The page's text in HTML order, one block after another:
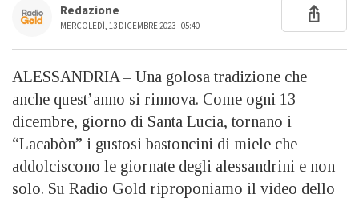
Redazione
MERCOLEDÌ, 13 DICEMBRE 2023 - 05:40
ALESSANDRIA – Una golosa tradizione che
anche quest’anno si rinnova. Come ogni 13
dicembre, giorno di Santa Lucia, tornano i
“Lacabòn” i gustosi bastoncini di miele che
addolciscono le giornate degli alessandrini e non
solo. Su Radio Gold riproponiamo il video dello